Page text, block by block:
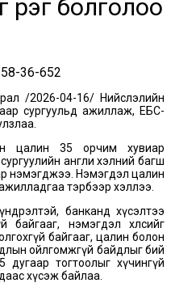
болголоо
/2026-04-16/ Нийслэлийн
сургуульд ажиллаж, ЕБС-
цалин 35 орчим хувиар
англи хэлний багш
нэмэгджээ. Нэмэгдэл цалин
тэрбээр хэллээ.
банканд хүсэлтээ
байгааг, нэмэгдэл хөлсийг
байгааг, цалин болон
ойлгомжгүй байдлыг бий
дугаар тогтоолыг хүчингүй
хүсэж байлаа.